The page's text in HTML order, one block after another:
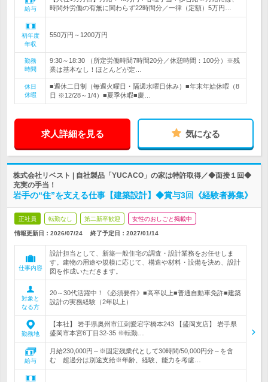
給与
時間外労働の有無に関わらず22時間分／一律（定額）5万円…
初年度
年収
550万円～1200万円
勤務
時間
9:30～18:30 （所定労働時間7時間20分／休憩時間：100分）※残
業は基本なし！ほとんどが定…
休日
休暇
■週休二日制（毎週火曜日・隔週水曜日休み）■年末年始休暇（8
日 ※12/28～1/4）■夏季休暇■慶…
求人詳細を見る 気になる
株式会社リベスト | 自社製品「YUCACO」の家は特許取得／◆面接１回◆
充実の手当！
岩手の“住”を支える仕事【建築設計】◆賞与3回《経験者募集》
正社員 転勤なし 第二新卒歓迎 女性のおしごと掲載中
情報更新日：2026/07/24 終了予定日： 2027/01/14
仕事内容
設計担当として、新築一般住宅の調査・設計業務をお任せしま
す。建物の用途や規模に応じて、構造や材料・設備を決め、設計
図を作成いただきます。
対象と
なる方
20～30代活躍中！《必須要件》■高卒以上■普通自動車免許■建築
設計の実務経験（2年以上）
勤務地
【本社】 岩手県奥州市江刺愛宕字橋本243 【盛岡支店】 岩手県
盛岡市本宮6丁目32-35 ※転勤…
給与
月給230,000円～※固定残業代として30時間/50,000円分～を含
む 超過分は別途支給※年齢、経験、能力を考慮…